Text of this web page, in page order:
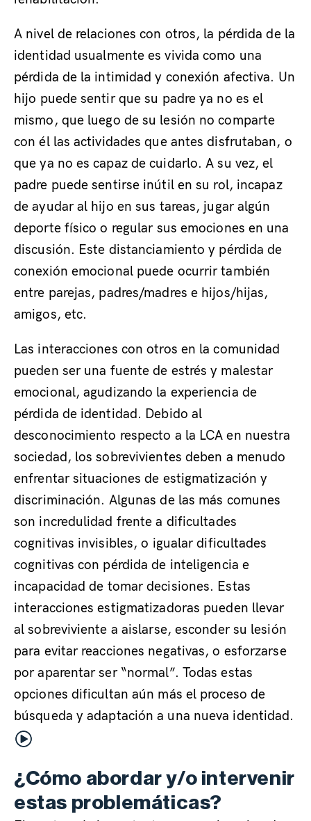
A nivel de relaciones con otros, la pérdida de la
identidad usualmente es vivida como una
pérdida de la intimidad y conexión afectiva. Un
hijo puede sentir que su padre ya no es el
mismo, que luego de su lesión no comparte
con él las actividades que antes disfrutaban, o
que ya no es capaz de cuidarlo. A su vez, el
padre puede sentirse inútil en su rol, incapaz
de ayudar al hijo en sus tareas, jugar algún
deporte físico o regular sus emociones en una
discusión. Este distanciamiento y pérdida de
conexión emocional puede ocurrir también
entre parejas, padres/madres e hijos/hijas,
amigos, etc.
Las interacciones con otros en la comunidad
pueden ser una fuente de estrés y malestar
emocional, agudizando la experiencia de
pérdida de identidad. Debido al
desconocimiento respecto a la LCA en nuestra
sociedad, los sobrevivientes deben a menudo
enfrentar situaciones de estigmatización y
discriminación. Algunas de las más comunes
son incredulidad frente a dificultades
cognitivas invisibles, o igualar dificultades
cognitivas con pérdida de inteligencia e
incapacidad de tomar decisiones. Estas
interacciones estigmatizadoras pueden llevar
al sobreviviente a aislarse, esconder su lesión
para evitar reacciones negativas, o esforzarse
por aparentar ser “normal”. Todas estas
opciones dificultan aún más el proceso de
búsqueda y adaptación a una nueva identidad.
¿Cómo abordar y/o intervenir
estas problemáticas?